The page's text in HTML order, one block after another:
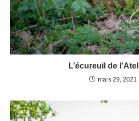
L’écureuil de
mars 29, 2021